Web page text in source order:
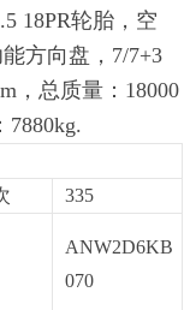
18PR轮胎，空
方向盘，7/7+3
，总质量：18000
7880kg.
335
ANW2D6KB
070